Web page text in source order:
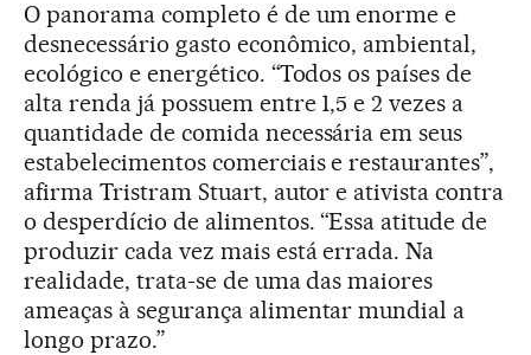
O panorama completo é de um enorme e
desnecessário gasto econômico, ambiental,
ecológico e energético. “Todos os países de
alta renda já possuem entre 1,5 e 2 vezes a
quantidade de comida necessária em seus
estabelecimentos comerciais e restaurantes”,
afirma Tristram Stuart, autor e ativista contra
o desperdício de alimentos. “Essa atitude de
produzir cada vez mais está errada. Na
realidade, trata-se de uma das maiores
ameaças à segurança alimentar mundial a
longo prazo.”